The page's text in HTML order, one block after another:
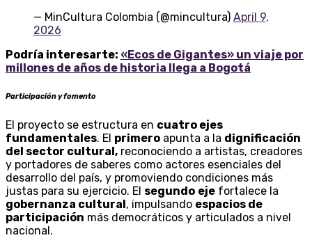
— MinCultura Colombia (@mincultura) April 9,
2026
Podría interesarte: «Ecos de Gigantes» un viaje por
millones de años de historia llega a Bogotá
Participación y fomento
El proyecto se estructura en cuatro ejes
fundamentales. El primero apunta a la dignificación
del sector cultural, reconociendo a artistas, creadores
y portadores de saberes como actores esenciales del
desarrollo del país, y promoviendo condiciones más
justas para su ejercicio. El segundo eje fortalece la
gobernanza cultural, impulsando espacios de
participación más democráticos y articulados a nivel
nacional.